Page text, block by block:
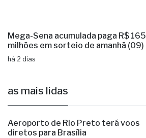
Mega-Sena acumulada paga R$ 165
milhões em sorteio de amanhã (09)
há 2 dias
as mais lidas
Aeroporto de Rio Preto terá voos
diretos para Brasília